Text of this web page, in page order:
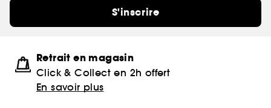
S'inscrire
Retrait en magasin
Click & Collect en 2h offert
En savoir plus